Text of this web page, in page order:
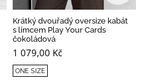
Krátký dvouřadý oversize kabát
s límcem Play Your Cards
čokoládová
1 079,00 Kč
ONE SIZE